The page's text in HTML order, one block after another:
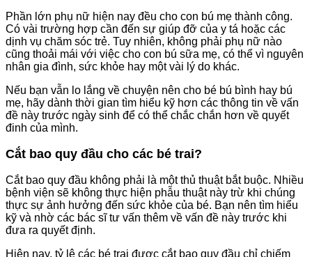
Phần lớn phụ nữ hiện nay đều cho con bú mẹ thành công.
Có vài trường hợp cần đến sự giúp đỡ của y tá hoặc các
dịnh vụ chăm sóc trẻ. Tuy nhiên, không phải phụ nữ nào
cũng thoải mái với việc cho con bú sữa mẹ, có thể vì nguyên
nhân gia đình, sức khỏe hay một vài lý do khác.
Nếu bạn vẫn lo lắng về chuyện nên cho bé bú bình hay bú
mẹ, hãy dành thời gian tìm hiểu kỹ hơn các thông tin về vấn
đề này trước ngày sinh để có thể chắc chắn hơn về quyết
đinh của mình.
Cắt bao quy đầu cho các bé trai?
Cắt bao quy đầu không phải là một thủ thuật bắt buộc. Nhiều
bệnh viện sẽ không thực hiện phẫu thuật này trừ khi chúng
thực sự ảnh hưởng đến sức khỏe của bé. Bạn nên tìm hiểu
kỹ và nhờ các bác sĩ tư vấn thêm về vấn đề này trước khi
đưa ra quyết định.
Hiện nay, tỷ lệ các bé trai được cắt bao quy đầu chỉ chiếm